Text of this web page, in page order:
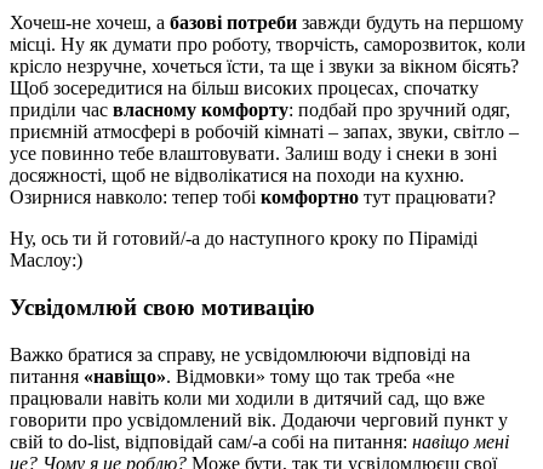
Хочеш-не хочеш, а базові потреби завжди будуть на першому
місці. Ну як думати про роботу, творчість, саморозвиток, коли
крісло незручне, хочеться їсти, та ще і звуки за вікном бісять?
Щоб зосередитися на більш високих процесах, спочатку
приділи час власному комфорту: подбай про зручний одяг,
приємній атмосфері в робочій кімнаті – запах, звуки, світло –
усе повинно тебе влаштовувати. Залиш воду і снеки в зоні
досяжності, щоб не відволікатися на походи на кухню.
Озирнися навколо: тепер тобі комфортно тут працювати?
Ну, ось ти й готовий/-а до наступного кроку по Піраміді
Маслоу:)
Усвідомлюй свою мотивацію
Важко братися за справу, не усвідомлюючи відповіді на
питання «навіщо». Відмовки» тому що так треба «не
працювали навіть коли ми ходили в дитячий сад, що вже
говорити про усвідомлений вік. Додаючи черговий пункт у
свій to do-list, відповідай сам/-а собі на питання: навіщо мені
це? Чому я це роблю? Може бути, так ти усвідомлюєш свої